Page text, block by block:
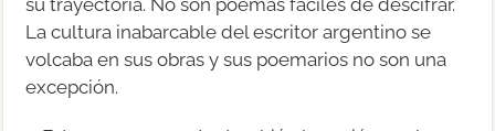
La cultura inabarcable del escritor argentino se
volcaba en sus obras y sus poemarios no son una
excepción.